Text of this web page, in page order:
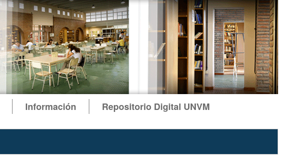
Información Repositorio Digital UNVM